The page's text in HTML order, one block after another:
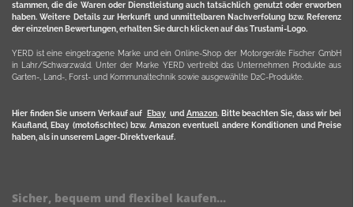
stammen, die die Waren oder Dienstleistung auch tatsächlich genutzt oder erworben
haben. Weitere Details zur Herkunft und unmittelbaren Nachverfolung bzw. Referenz
der einzelnen Bewertungen, erhalten Sie durch klicken auf das Trustami-Logo.
YERD ist eine eingetragene Marke und ein Online-Shop der Motorgeräte Fischer GmbH
in Lahr/Schwarzwald. Unter der Marke YERD vertreibt das Unternehmen Produkte aus
Garten-, Land-, Forst- und Kommunaltechnik sowie ausgewählte D2C-Produkte.
Hier finden Sie unsern Verkauf auf Ebayund Amazon. Bitte beachten Sie, dass wir bei
Kaufland, Ebay (motofischtec) bzw. Amazon eventuell andere Konditionen und Preise
haben, als in unserem Lager-Direktverkauf.
Sicher, bequem und flexibel kaufen...